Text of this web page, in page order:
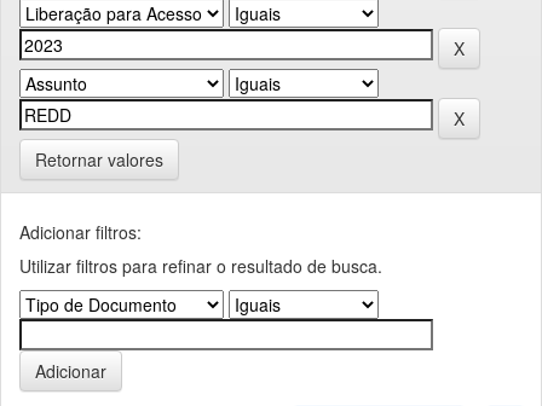
Retornar valores
Adicionar filtros:
Utilizar filtros para refinar o resultado de busca.